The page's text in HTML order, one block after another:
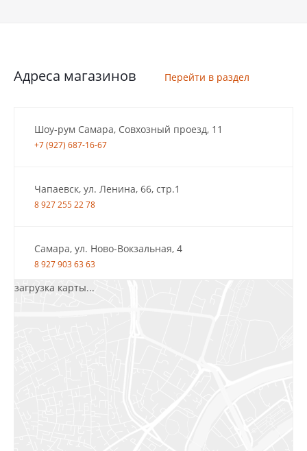
Адреса магазинов Перейти в раздел
Шоу-рум Самара, Совхозный проезд, 11
+7 (927) 687-16-67
Чапаевск, ул. Ленина, 66, стр.1
8 927 255 22 78
Самара, ул. Ново-Вокзальная, 4
8 927 903 63 63
загрузка карты...